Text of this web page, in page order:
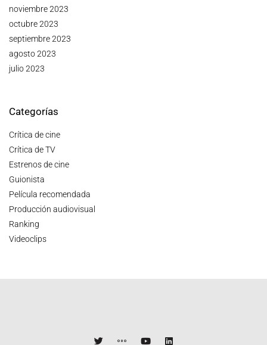
noviembre 2023
octubre 2023
septiembre 2023
agosto 2023
julio 2023
Categorías
Crítica de cine
Crítica de TV
Estrenos de cine
Guionista
Película recomendada
Producción audiovisual
Ranking
Videoclips